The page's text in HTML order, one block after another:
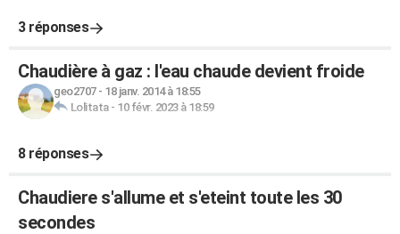
3 réponses
Chaudière à gaz : l'eau chaude devient froide
geo2707- 18 janv. 2014 à 18:55
Lolitata- 10 févr. 2023 à 18:59
8 réponses
Chaudiere s'allume et s'eteint toute les 30
secondes